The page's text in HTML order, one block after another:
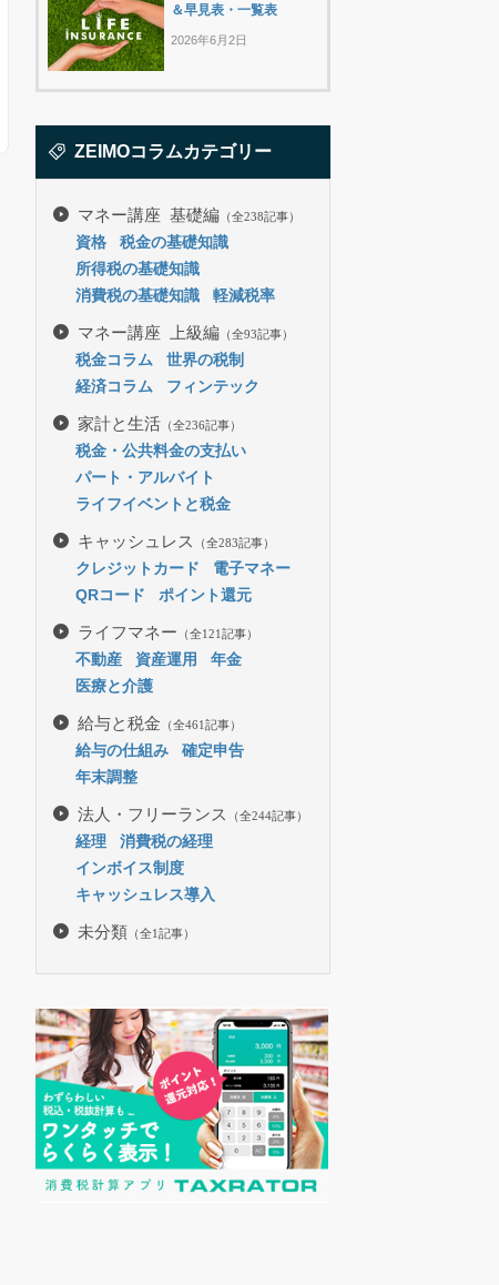
＆早見表・一覧表
2026年6月2日
ZEIMOコラムカテゴリー
マネー講座 基礎編 （全238記事）
資格
税金の基礎知識
所得税の基礎知識
消費税の基礎知識
軽減税率
マネー講座 上級編 （全93記事）
税金コラム
世界の税制
経済コラム
フィンテック
家計と生活 （全236記事）
税金・公共料金の支払い
パート・アルバイト
ライフイベントと税金
キャッシュレス （全283記事）
クレジットカード
電子マネー
QRコード
ポイント還元
ライフマネー （全121記事）
不動産 資産運用
年金
医療と介護
給与と税金 （全461記事）
給与の仕組み
確定申告
年末調整
法人・フリーランス （全244記事）
経理
消費税の経理
インボイス制度
キャッシュレス導入
未分類 （全1記事）